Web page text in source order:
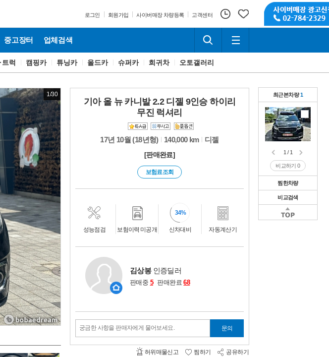
로그인 회원가입 사이버매장 차량등록 고객센터
중고장터 업체검색
트럭 캠핑카 튜닝카 올드카 슈퍼카 희귀차 오토갤러리
1/30
기아 올 뉴 카니발 2.2 디젤 9인승 하이리
무진 럭셔리
17년 10월 (18년형) 140,000 km 디젤
[판매완료]
보험료조회
성능점검 보험이력 미공개
34
신차대비 자동계산기
김상봉인증딜러
판매중 5 판매완료68
궁금한 사항을 판매자에게 물어보세요. 문의
허위매물신고 찜하기 공유하기
최근본차량1
1 / 1
비교하기0
찜한차량
1 / 1
비교하기
비교검색
1 / 1